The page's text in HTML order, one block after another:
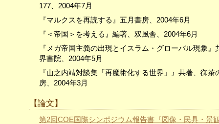
177、2004年7月
『マルクスを再読する』五月書房、2004年6月
『＜帝国＞を考える』編著、双風舎、2004年6月
『メガ帝国主義の出現とイスラム・グローバル現象』
界書院、2004年5月
『山之内靖対談集「再魔術化する世界」』共著、御茶
房、2004年3月
【論文】
第2回COE国際シンポジウム報告書『図像・民具・景